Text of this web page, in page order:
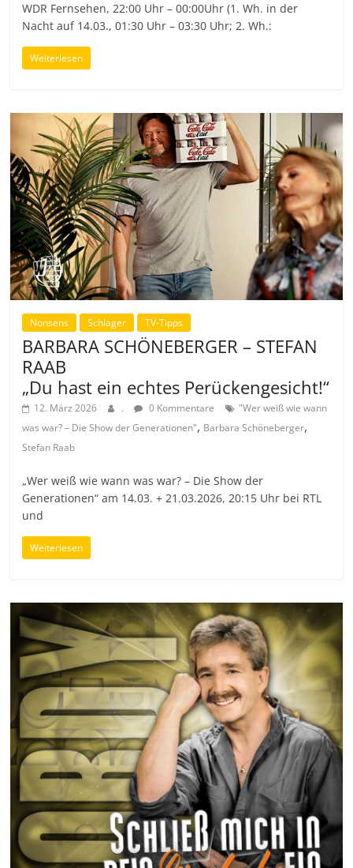
WDR Fernsehen, 22:00 Uhr – 00:00Uhr (1. Wh. in der
Nacht auf 14.03., 01:30 Uhr – 03:30 Uhr; 2. Wh.:
Weiterlesen
Nonsens Schlager TV-Tipps
BARBARA SCHÖNEBERGER – STEFAN
RAAB
„Du hast ein echtes Perückengesicht!“
12. März 2026 . 0 Kommentare
"Wer weiß wie wann
was war? – Die Show der Generationen", Barbara Schöneberger,
Stefan Raab
„Wer weiß wie wann was war? – Die Show der
Generationen“ am 14.03. + 21.03.2026, 20:15 Uhr bei RTL
und
Weiterlesen